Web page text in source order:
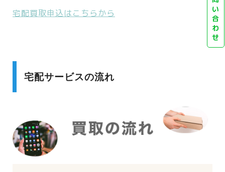
宅配買取申込はこちらから
宅配サービスの流れ
い
合
わ
せ